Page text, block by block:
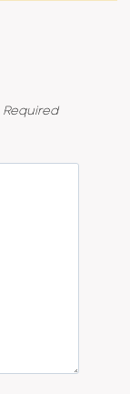
Required